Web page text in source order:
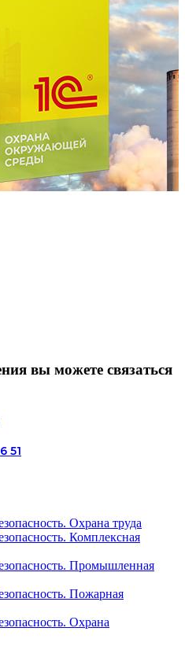
вы можете связаться
51
Охрана труда
Комплексная
Промышленная
Пожарная
Охрана